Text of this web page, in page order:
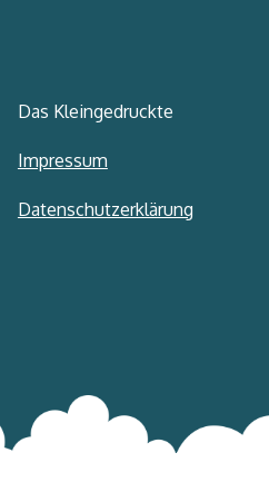
Das Kleingedruckte
Impressum
Datenschutzerklärung